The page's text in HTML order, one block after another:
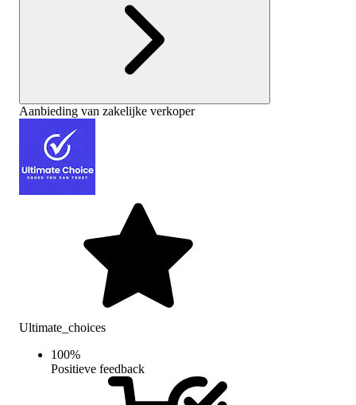
Aanbieding van zakelijke verkoper
Ultimate_choices
100%
Positieve feedback